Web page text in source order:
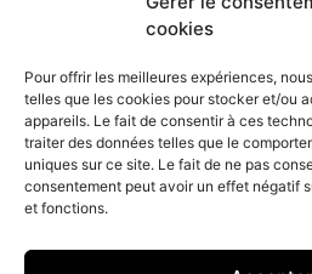
cookies
Pour offrir les meilleures expériences,
telles que les cookies pour stocker et/ou
appareils. Le fait de consentir à ces
traiter des données telles que le
uniques sur ce site. Le fait de ne pas
consentement peut avoir un effet négatif
et fonctions.
Beaucoup de projets en cette
vient de finaliser les singles des
« Red Bee light » (single « Mr
(single « Primitive Strike ») du
du rapeur « Alchimiste ». Il est
finaliser la production du 4ième
(www.aprilmusic.fr) avant la fin